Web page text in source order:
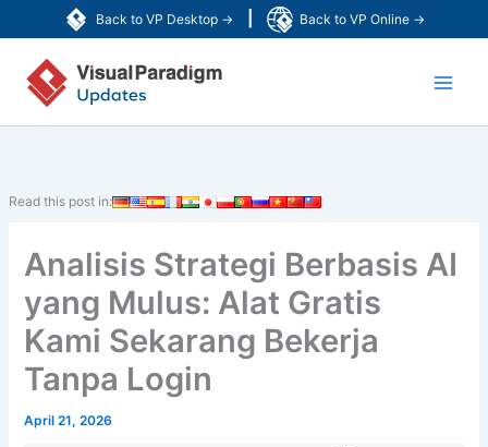
Back to VP Desktop → Back to VP Online →
ke
konten
Read this post in:
Analisis Strategi Berbasis AI
yang Mulus: Alat Gratis
Kami Sekarang Bekerja
Tanpa Login
April 21, 2026